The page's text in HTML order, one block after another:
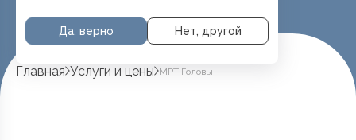
Да, верно Нет, другой
Главная Услуги и цены МРТ Головы